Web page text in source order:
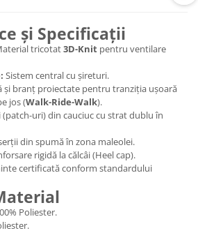
și Specificații
tricotat3D-Knit pentru ventilare
Sistem central cu șireturi.
și branț proiectate pentru tranziția ușoară
jos (Walk-Ride-Walk).
(patch-uri) din cauciuc cu strat dublu în
din spumă în zona maleolei.
rigidă la călcâi (Heel cap).
certificată conform standardului
Poliester.